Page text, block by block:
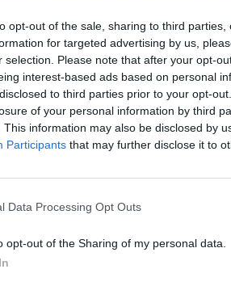
opt-out of the sale, sharing to third
for targeted advertising by us,
selection. Please note that after your opt-
interest-based ads based on personal
to third parties prior to your opt-
of your personal information by third
This information may also be disclosed by
Participants that may further disclose it to
Data Processing Opt Outs
opt-out of the Sharing of my personal data.
ένα εκατομμύριο άμαχοι
έχει ζητηθεί να απομακρυνθούν
θεωρηθούν ασφαλείς.
αμύνεται, το Ισραήλ πρέπει να
να παρέχει ασφάλεια στους
να απόσχει από την περαιτέρω
να ανοίξει ξανά το σημείο